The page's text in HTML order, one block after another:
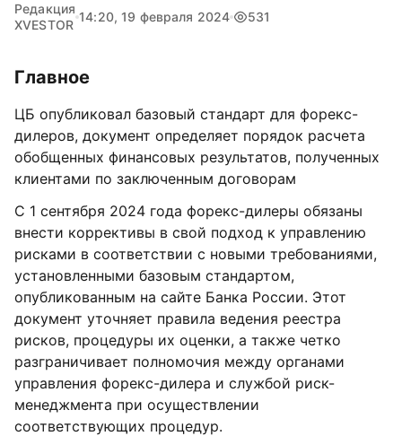
Редакция
XVESTOR
14:20, 19 февраля 2024 531
Главное
ЦБ опубликовал базовый стандарт для форекс-
дилеров, документ определяет порядок расчета
обобщенных финансовых результатов, полученных
клиентами по заключенным договорам
С 1 сентября 2024 года форекс-дилеры обязаны
внести коррективы в свой подход к управлению
рисками в соответствии с новыми требованиями,
установленными базовым стандартом,
опубликованным на сайте Банка России. Этот
документ уточняет правила ведения реестра
рисков, процедуры их оценки, а также четко
разграничивает полномочия между органами
управления форекс-дилера и службой риск-
менеджмента при осуществлении
соответствующих процедур.